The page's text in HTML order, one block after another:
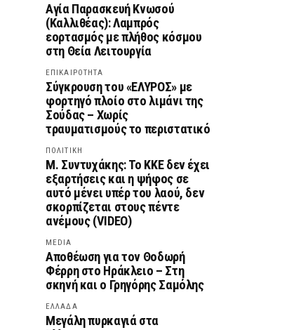
Αγία Παρασκευή Κνωσού
(Καλλιθέας): Λαμπρός
εορτασμός με πλήθος κόσμου
στη Θεία Λειτουργία
ΕΠΙΚΑΙΡΟΤΗΤΑ
Σύγκρουση του «ΕΛΥΡΟΣ» με
φορτηγό πλοίο στο λιμάνι της
Σούδας – Χωρίς
τραυματισμούς το περιστατικό
ΠΟΛΙΤΙΚΗ
Μ. Συντυχάκης: Το ΚΚΕ δεν έχει
εξαρτήσεις και η ψήφος σε
αυτό μένει υπέρ του λαού, δεν
σκορπίζεται στους πέντε
ανέμους (VIDEO)
MEDIA
Αποθέωση για τον Θοδωρή
Φέρρη στο Ηράκλειο – Στη
σκηνή και ο Γρηγόρης Σαμόλης
ΕΛΛΑΔΑ
Μεγάλη πυρκαγιά στα